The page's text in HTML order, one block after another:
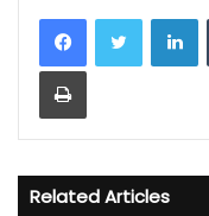
Print
Related Articles